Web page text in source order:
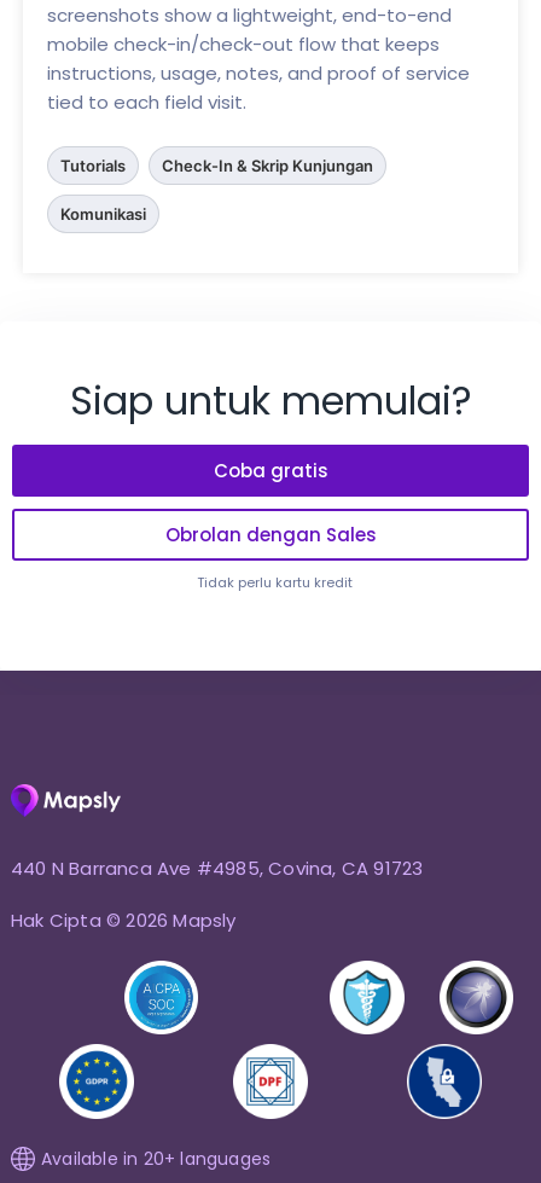
screenshots show a lightweight, end-to-end
mobile check-in/check-out flow that keeps
instructions, usage, notes, and proof of service
tied to each field visit.
Tutorials Check-In & Skrip Kunjungan
Komunikasi
Siap untuk memulai?
Coba gratis
Obrolan dengan Sales
Tidak perlu kartu kredit
440 N Barranca Ave #4985, Covina, CA 91723
Hak Cipta © 2026 Mapsly
Available in 20+ languages